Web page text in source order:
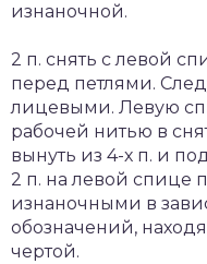
изнаночной.
2 п. снять с левой
перед петлями.
лицевыми. Левую
рабочей нитью в
вынуть из 4-х п. и
2 п. на левой спице
изнаночными в
обозначений,
чертой.